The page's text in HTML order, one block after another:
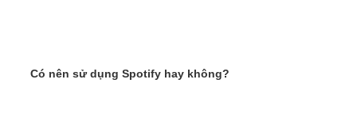
Có nên sử dụng Spotify hay không?